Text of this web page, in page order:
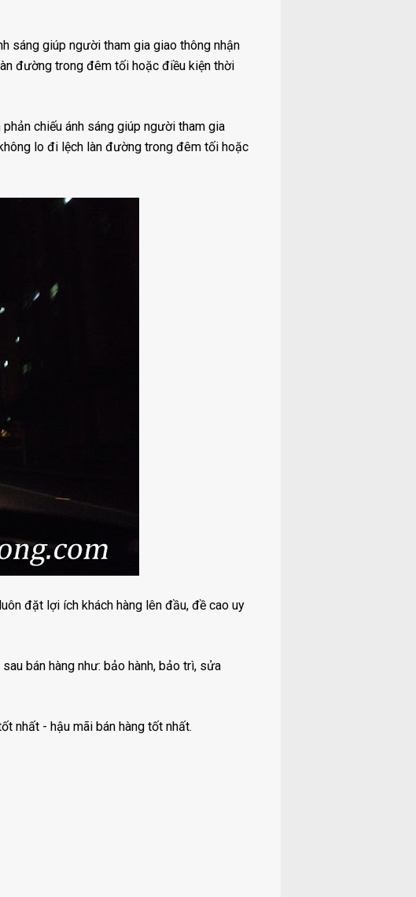
sáng giúp người tham gia giao thông nhận
đường trong đêm tối hoặc điều kiện thời
chiếu ánh sáng giúp người tham gia
lo đi lệch làn đường trong đêm tối hoặc
đặt lợi ích khách hàng lên đầu, đề cao uy
bán hàng như: bảo hành, bảo trì, sửa
nhất - hậu mãi bán hàng tốt nhất.